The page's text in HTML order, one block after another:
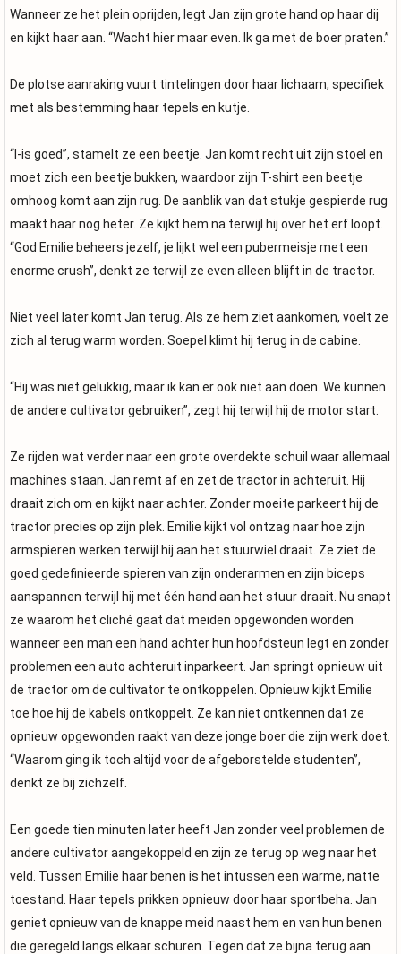
Wanneer ze het plein oprijden, legt Jan zijn grote hand op haar dij
en kijkt haar aan. “Wacht hier maar even. Ik ga met de boer praten.”
De plotse aanraking vuurt tintelingen door haar lichaam, specifiek
met als bestemming haar tepels en kutje.
“I-is goed”, stamelt ze een beetje. Jan komt recht uit zijn stoel en
moet zich een beetje bukken, waardoor zijn T-shirt een beetje
omhoog komt aan zijn rug. De aanblik van dat stukje gespierde rug
maakt haar nog heter. Ze kijkt hem na terwijl hij over het erf loopt.
“God Emilie beheers jezelf, je lijkt wel een pubermeisje met een
enorme crush”, denkt ze terwijl ze even alleen blijft in de tractor.
Niet veel later komt Jan terug. Als ze hem ziet aankomen, voelt ze
zich al terug warm worden. Soepel klimt hij terug in de cabine.
“Hij was niet gelukkig, maar ik kan er ook niet aan doen. We kunnen
de andere cultivator gebruiken”, zegt hij terwijl hij de motor start.
Ze rijden wat verder naar een grote overdekte schuil waar allemaal
machines staan. Jan remt af en zet de tractor in achteruit. Hij
draait zich om en kijkt naar achter. Zonder moeite parkeert hij de
tractor precies op zijn plek. Emilie kijkt vol ontzag naar hoe zijn
armspieren werken terwijl hij aan het stuurwiel draait. Ze ziet de
goed gedefinieerde spieren van zijn onderarmen en zijn biceps
aanspannen terwijl hij met één hand aan het stuur draait. Nu snapt
ze waarom het cliché gaat dat meiden opgewonden worden
wanneer een man een hand achter hun hoofdsteun legt en zonder
problemen een auto achteruit inparkeert. Jan springt opnieuw uit
de tractor om de cultivator te ontkoppelen. Opnieuw kijkt Emilie
toe hoe hij de kabels ontkoppelt. Ze kan niet ontkennen dat ze
opnieuw opgewonden raakt van deze jonge boer die zijn werk doet.
“Waarom ging ik toch altijd voor de afgeborstelde studenten”,
denkt ze bij zichzelf.
Een goede tien minuten later heeft Jan zonder veel problemen de
andere cultivator aangekoppeld en zijn ze terug op weg naar het
veld. Tussen Emilie haar benen is het intussen een warme, natte
toestand. Haar tepels prikken opnieuw door haar sportbeha. Jan
geniet opnieuw van de knappe meid naast hem en van hun benen
die geregeld langs elkaar schuren. Tegen dat ze bijna terug aan